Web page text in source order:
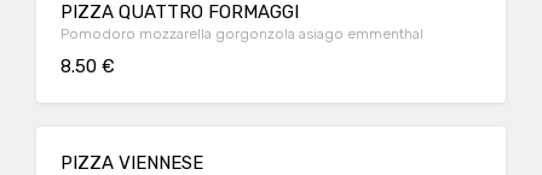
PIZZA QUATTRO FORMAGGI
Pomodoro mozzarella gorgonzola asiago emmenthal
8.50 €
PIZZA VIENNESE